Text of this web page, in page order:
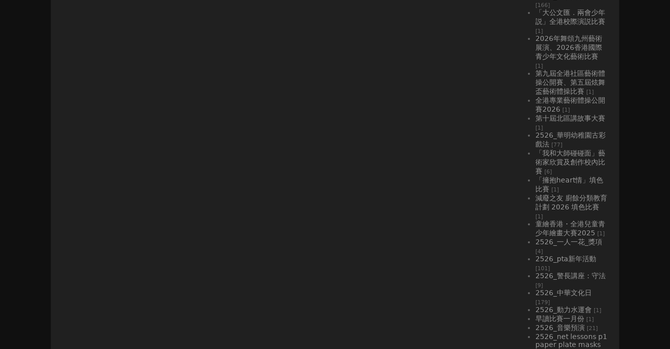
[166]
「大公文匯．兩會少年
説」全港校際演説比賽
[1]
2026年舞頌九州藝術
展演、2026香港國際
青少年文化藝術比賽
[1]
第九屆全港社區藝術體
操公開賽、第五屆炫舞
盃藝術體操比賽 [1]
全港專業藝術體操公開
賽2026 [1]
第十屆北區講故事大賽
[1]
2526_華明幼稚園古彩
戲法 [77]
「我和大師碰碰面」藝
術家欣賞及創作校內比
賽 [6]
「擁抱heart情」填色
比賽 [1]
減廢之友 廚餘分類教育
計劃 2026 填色比賽
[1]
童繪香港・全港兒童青
少年繪畫大賽2025 [1]
2526_一人一花_獎項
[4]
2526_pta新年活動
[101]
2526_警長講座：守法
[9]
2526_中華文化日
[179]
2526_動力水運會 [1]
早讀比賽一月份 [1]
2526_音樂預演 [21]
2526_net lessons p1
paper plate masks